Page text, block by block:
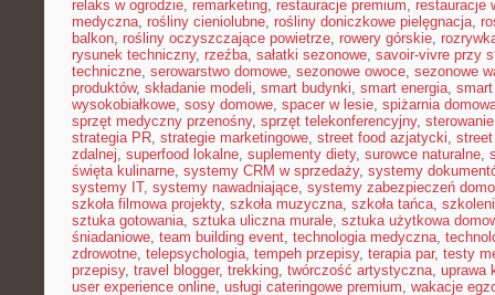
relaks w ogrodzie, remarketing, restauracje premium, restauracje
medyczna, rośliny cieniolubne, rośliny doniczkowe pielęgnacja,
balkon, rośliny oczyszczające powietrze, rowery górskie,
rysunek techniczny, rzeźba, sałatki sezonowe, savoir-vivre przy
techniczne, serowarstwo domowe, sezonowe owoce, sezonowe
produktów, składanie modeli, smart budynki, smart energia,
wysokobiałkowe, sosy domowe, spacer w lesie, spiżarnia
sprzęt medyczny przenośny, sprzęt telekonferencyjny,
strategia PR, strategie marketingowe, street food azjatycki, street
zdalnej, superfood lokalne, suplementy diety, surowce naturalne,
święta kulinarne, systemy CRM w sprzedaży, systemy
systemy IT, systemy nawadniające, systemy zabezpieczeń
szkoła filmowa projekty, szkoła muzyczna, szkoła tańca,
sztuka gotowania, sztuka uliczna murale, sztuka użytkowa
śniadaniowe, team building event, technologia medyczna,
zdrowotne, telepsychologia, tempeh przepisy, terapia par, testy
przepisy, travel blogger, trekking, twórczość artystyczna, uprawa
user experience online, usługi cateringowe premium, wakacje